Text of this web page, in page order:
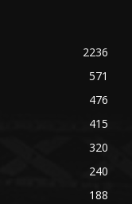
2236
571
476
415
320
240
188